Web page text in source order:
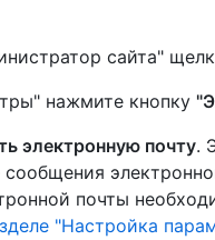
сайта"
нажмите кнопку
электронную почту.
почты
"Настройка